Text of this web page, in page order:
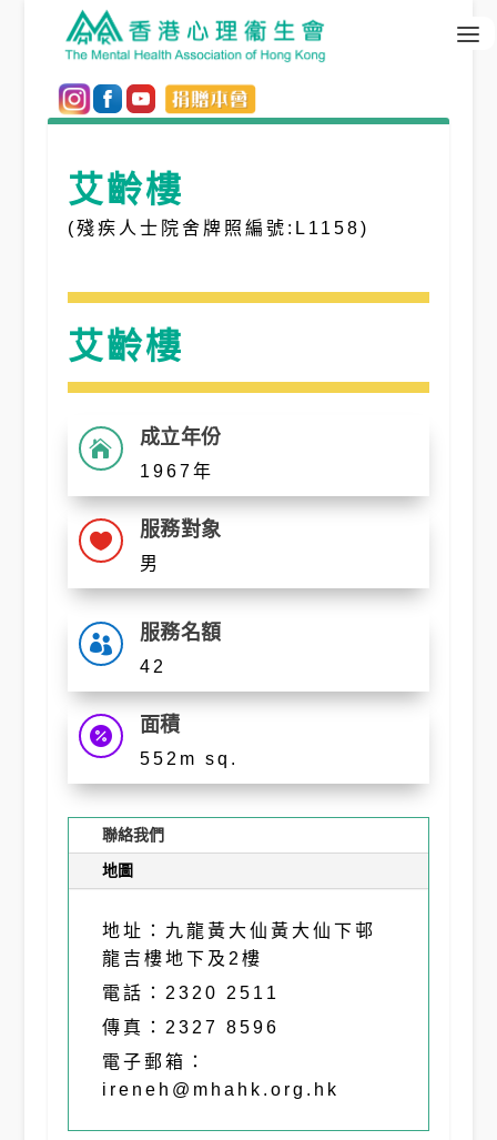
艾齡樓
(殘疾人士院舍牌照編號:L1158)
艾齡樓
 成立年份
1967年
 服務對象
男
 服務名額
42
 面積
552m sq.
聯絡我們
地圖
地址：九龍黃大仙黃大仙下邨
龍吉樓地下及2樓
電話：2320 2511
傳真：2327 8596
電子郵箱：
ireneh@mhahk.org.hk